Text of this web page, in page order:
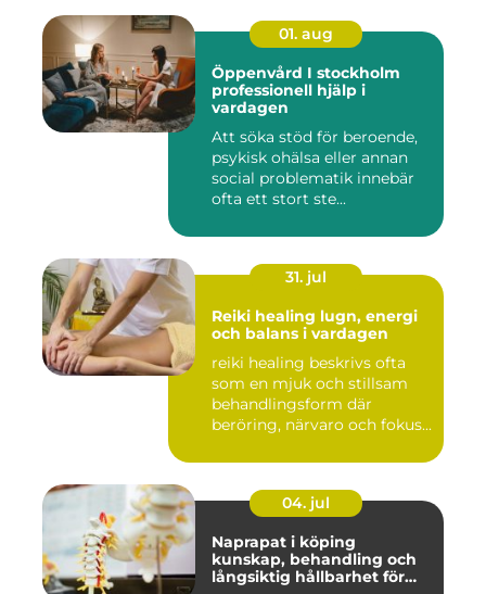
01. aug
Öppenvård I stockholm
professionell hjälp i
vardagen
Att söka stöd för beroende,
psykisk ohälsa eller annan
social problematik innebär
ofta ett stort ste...
31. jul
Reiki healing lugn, energi
och balans i vardagen
reiki healing beskrivs ofta
som en mjuk och stillsam
behandlingsform där
beröring, närvaro och fokus...
04. jul
Naprapat i köping
kunskap, behandling och
långsiktig hållbarhet för